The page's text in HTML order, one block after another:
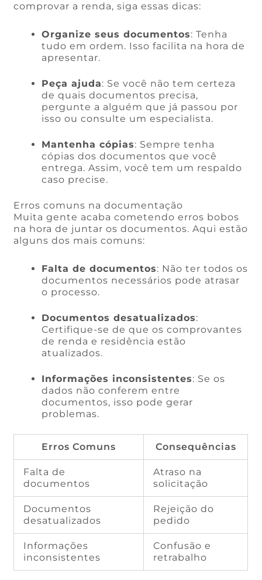
comprovar a renda, siga essas dicas:
Organize seus documentos: Tenha
tudo em ordem. Isso facilita na hora de
apresentar.
Peça ajuda: Se você não tem certeza
de quais documentos precisa,
pergunte a alguém que já passou por
isso ou consulte um especialista.
Mantenha cópias: Sempre tenha
cópias dos documentos que você
entrega. Assim, você tem um respaldo
caso precise.
Erros comuns na documentação
Muita gente acaba cometendo erros bobos
na hora de juntar os documentos. Aqui estão
alguns dos mais comuns:
Falta de documentos: Não ter todos os
documentos necessários pode atrasar
o processo.
Documentos desatualizados:
Certifique-se de que os comprovantes
de renda e residência estão
atualizados.
Informações inconsistentes: Se os
dados não conferem entre
documentos, isso pode gerar
problemas.
Erros Comuns Consequências
Falta de
documentos
Atraso na
solicitação
Documentos
desatualizados
Rejeição do
pedido
Informações
inconsistentes
Confusão e
retrabalho